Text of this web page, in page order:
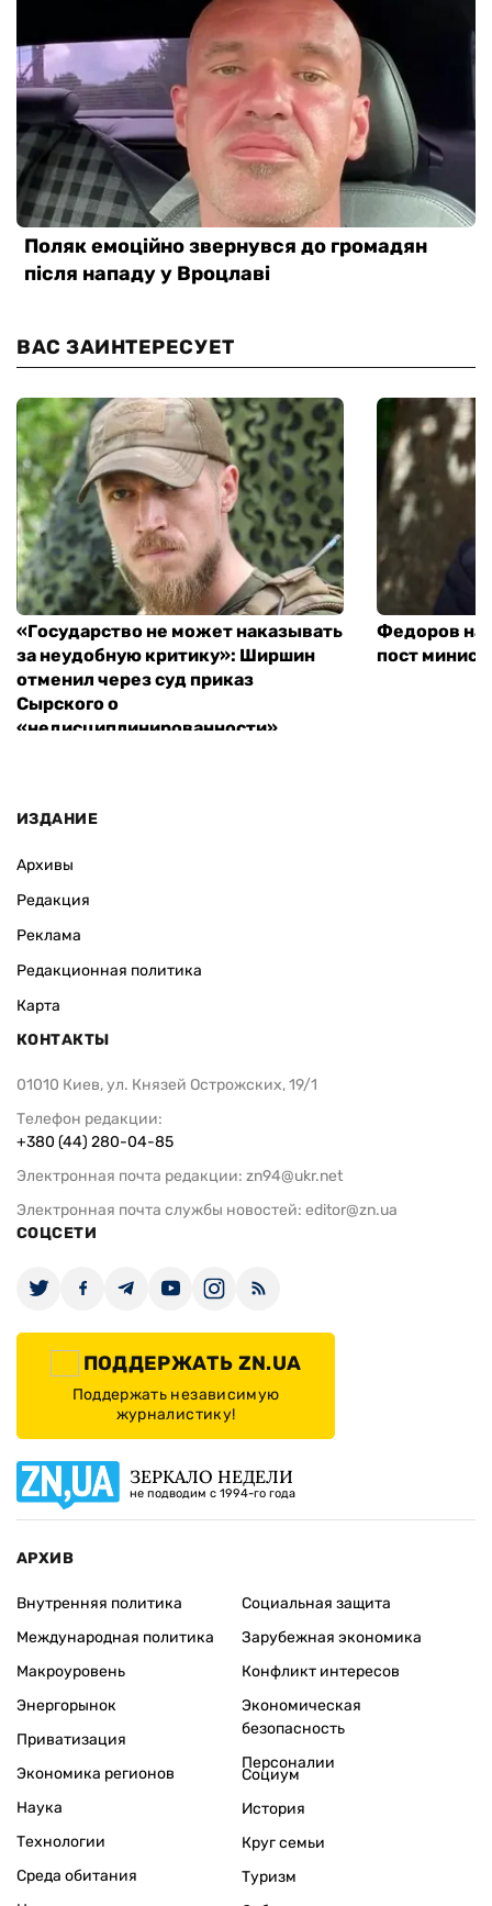
ВАС ЗАИНТЕРЕСУЕТ
«Государство не может наказывать
за неудобную критику»: Ширшин
отменил через суд приказ
Сырского о
«недисциплинированности»
Федоров
пост
ИЗДАНИЕ
Архивы
Редакция
Реклама
Редакционная политика
Карта
КОНТАКТЫ
01010 Киев, ул. Князей Острожских, 19/1
Телефон редакции:
+380 (44) 280-04-85
Электронная почта редакции: zn94@ukr.net
Электронная почта службы новостей: editor@zn.ua
СОЦСЕТИ
ПОДДЕРЖАТЬ ZN.UA
Поддержать независимую
журналистику!
ЗЕРКАЛО НЕДЕЛИ
не подводим с 1994-го года
АРХИВ
Внутренняя политика
Международная политика
Макроуровень
Энергорынок
Приватизация
Экономика регионов
Социальная защита
Зарубежная экономика
Конфликт интересов
Экономическая
безопасность
Персоналии
Наука
Технологии
Среда обитания
Социум
История
Круг семьи
Туризм